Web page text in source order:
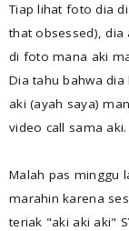
Tiap lihat foto dia
that obsessed), dia
di foto mana aki
Dia tahu bahwa
aki (ayah saya)
video call sama aki.
Malah pas minggu
marahin karena
teriak "aki aki aki"